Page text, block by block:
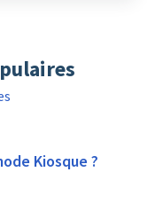
Kiosque ?